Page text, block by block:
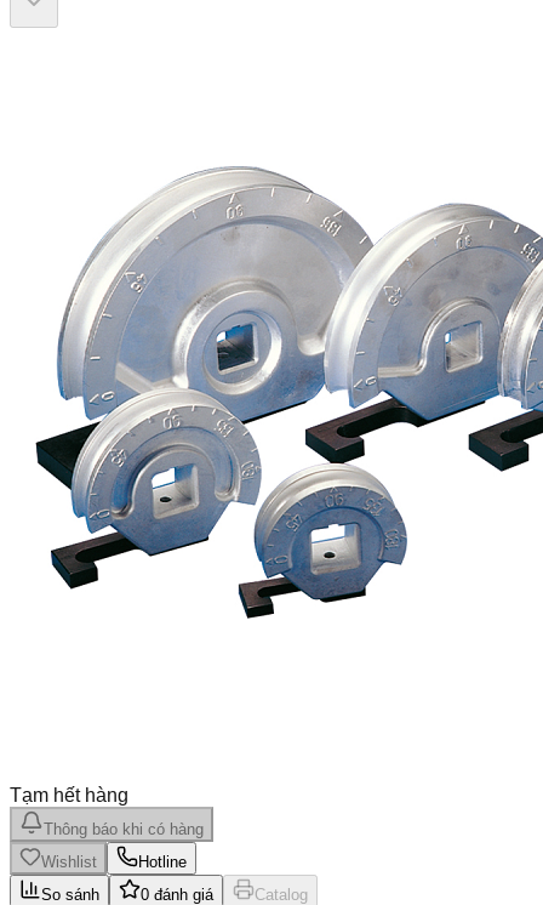
Tạm hết hàng
Thông báo khi có hàng
Wishlist
Hotline
So sánh
0 đánh giá Catalog